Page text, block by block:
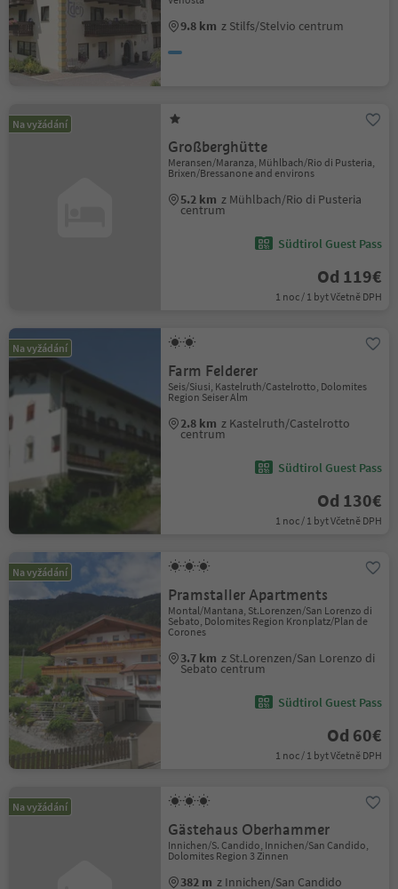
9.8 km z Stilfs/Stelvio centrum
Na vyžádání
Großberghütte
Meransen/Maranza, Mühlbach/Rio di Pusteria,
Brixen/Bressanone and environs
5.2 km z Mühlbach/Rio di Pusteria
centrum
Südtirol Guest Pass
Od 119€
1 noc / 1 byt Včetně DPH
Na vyžádání
Farm Felderer
Seis/Siusi, Kastelruth/Castelrotto, Dolomites
Region Seiser Alm
2.8 km z Kastelruth/Castelrotto
centrum
Südtirol Guest Pass
Od 130€
1 noc / 1 byt Včetně DPH
Na vyžádání
Pramstaller Apartments
Montal/Mantana, St.Lorenzen/San Lorenzo di
Sebato, Dolomites Region Kronplatz/Plan de
Corones
3.7 km z St.Lorenzen/San Lorenzo di
Sebato centrum
Südtirol Guest Pass
Od 60€
1 noc / 1 byt Včetně DPH
Na vyžádání
Gästehaus Oberhammer
Innichen/S. Candido, Innichen/San Candido,
Dolomites Region 3 Zinnen
382 m z Innichen/San Candido